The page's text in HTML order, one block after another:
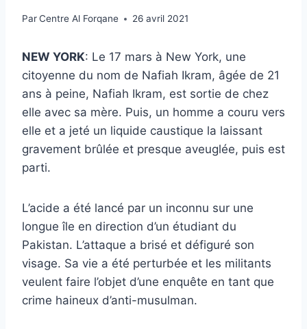
ParCentre Al Forqane 26 avril 2021
NEW YORK: Le 17 mars à New York, une
citoyenne du nom de Nafiah Ikram, âgée de 21
ans à peine, Nafiah Ikram, est sortie de chez
elle avec sa mère. Puis, un homme a couru vers
elle et a jeté un liquide caustique la laissant
gravement brûlée et presque aveuglée, puis est
parti.
L’acide a été lancé par un inconnu sur une
longue île en direction d’un étudiant du
Pakistan. L’attaque a brisé et défiguré son
visage. Sa vie a été perturbée et les militants
veulent faire l’objet d’une enquête en tant que
crime haineux d’anti-musulman.